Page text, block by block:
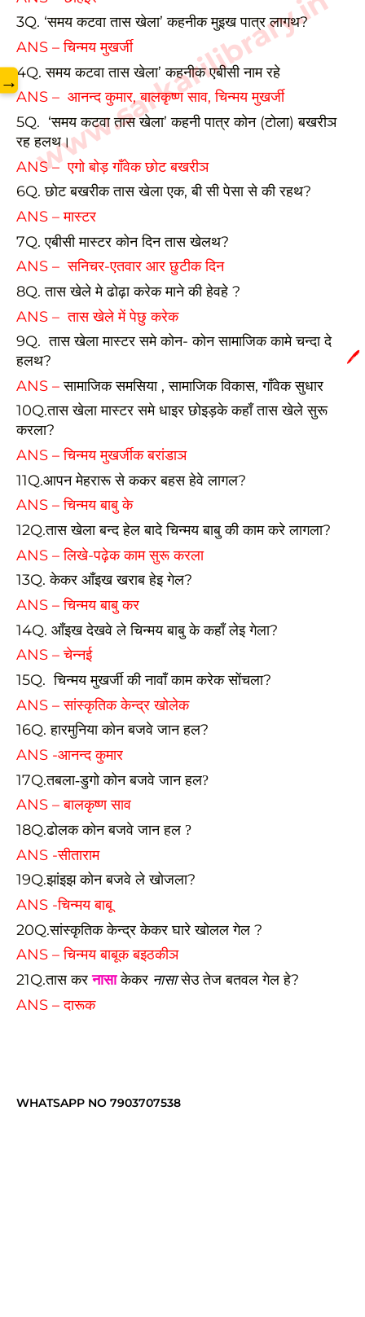
3Q. ‘समय कटवा तास खेला’ कहनीक मुइख पात्र लागथ?
ANS – चिन्मय मुखर्जी
4Q. समय कटवा तास खेला’ कहनीक एबीसी नाम रहे
ANS – आनन्द कुमार, बालकृष्ण साव, चिन्मय मुखर्जी
5Q. ‘समय कटवा तास खेला’ कहनी पात्र कोन (टोला) बखरीञ
रह हलथ।
ANS – एगो बोड़ गाँवेक छोट बखरीञ
6Q. छोट बखरीक तास खेला एक, बी सी पेसा से की रहथ?
ANS – मास्टर
7Q. एबीसी मास्टर कोन दिन तास खेलथ?
ANS – सनिचर-एतवार आर छुटीक दिन
8Q. तास खेले मे ढोढ़ा करेक माने की हेवहे ?
ANS – तास खेले में पेछु करेक
9Q. तास खेला मास्टर समे कोन- कोन सामाजिक कामे चन्दा दे
हलथ?
ANS –सामाजिक समसिया , सामाजिक विकास, गाँवेक सुधार
10Q.तास खेला मास्टर समे धाइर छोइड़के कहाँ तास खेले सुरू
करला?
ANS – चिन्मय मुखर्जीक बरांडाञ
11Q.आपन मेहरारू से ककर बहस हेवे लागल?
ANS – चिन्मय बाबु के
12Q.तास खेला बन्द हेल बादे चिन्मय बाबु की काम करे लागला?
ANS – लिखे-पढ़ेक काम सुरू करला
13Q. केकर आँइख खराब हेइ गेल?
ANS – चिन्मय बाबु कर
14Q. आँइख देखवे ले चिन्मय बाबु के कहाँ लेइ गेला?
ANS – चेन्नई
15Q. चिन्मय मुखर्जी की नावाँ काम करेक सोंचला?
ANS – सांस्कृतिक केन्द्र खोलेक
16Q. हारमुनिया कोन बजवे जान हल?
ANS -आनन्द कुमार
17Q.तबला-डुगो कोन बजवे जान हल?
ANS – बालकृष्ण साव
18Q.ढोलक कोन बजवे जान हल ?
ANS -सीताराम
19Q.झांइझ कोन बजवे ले खोजला?
ANS -चिन्मय बाबू
20Q.सांस्कृतिक केन्द्र केकर घारे खोलल गेल ?
ANS – चिन्मय बाबूक बइठकीञ
21Q.तास करनासाकेकर नासासेउ तेज बतवल गेल हे?
ANS – दारूक
WHATSAPP NO 7903707538
www.sarkarilibrary.in
→
🖊️